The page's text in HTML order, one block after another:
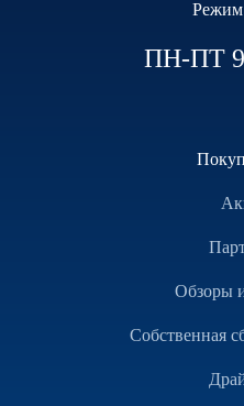
Режим
ПН-ПТ
Обзоры
Собственная